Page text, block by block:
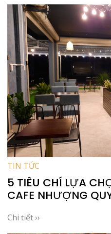
TIN TỨC
5 TIÊU CHÍ LỰA
CAFE NHƯỢNG
Chi tiết ››